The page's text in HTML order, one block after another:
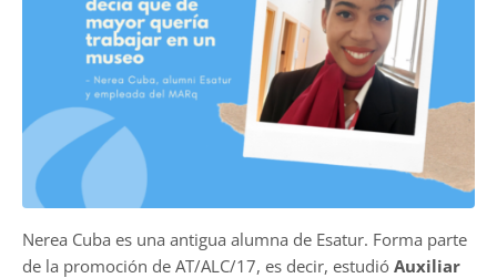
Nerea Cuba es una antigua alumna de Esatur. Forma parte
de la promoción de AT/ALC/17, es decir, estudió Auxiliar